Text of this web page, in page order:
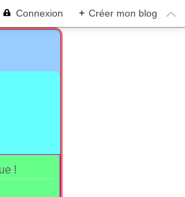
Connexion + Créer mon blog